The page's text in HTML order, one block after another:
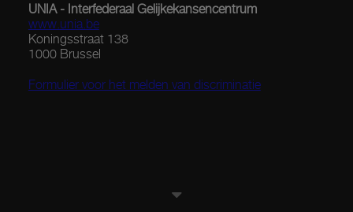
UNIA - Interfederaal Gelijkekansencentrum
www.unia.be
Koningsstraat 138
1000 Brussel
Formulier voor het melden van discriminatie